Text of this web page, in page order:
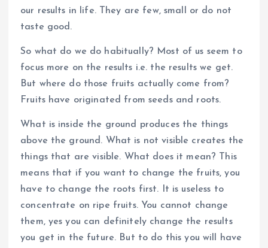
our results in life. They are few, small or do not
taste good.
So what do we do habitually? Most of us seem to
focus more on the results i.e. the results we get.
But where do those fruits actually come from?
Fruits have originated from seeds and roots.
What is inside the ground produces the things
above the ground. What is not visible creates the
things that are visible. What does it mean? This
means that if you want to change the fruits, you
have to change the roots first. It is useless to
concentrate on ripe fruits. You cannot change
them, yes you can definitely change the results
you get in the future. But to do this you will have